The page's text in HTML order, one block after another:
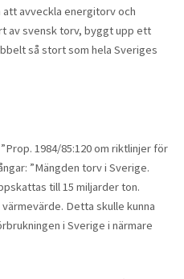
avveckla energitorv och
av svensk torv, byggt upp ett
så stort som hela Sveriges
1984/85:120 om riktlinjer för
”Mängden torv i Sverige.
till 15 miljarder ton.
Detta skulle kunna
i Sverige i närmare